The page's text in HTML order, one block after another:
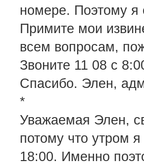
номере. Поэтому я
Примите мои
всем вопросам,
Звоните 11 08 с
Спасибо. Элен,
*
Уважаемая Элен,
потому что утром
18:00. Именно